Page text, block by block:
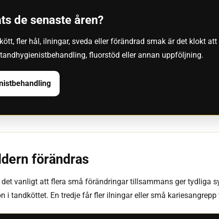
de senaste åren?
fler hål, ilningar, sveda eller förändrad smak är det klokt
fluorstöd eller annan uppföljning.
förändras
vanligt att flera små förändringar tillsammans ger tydliga
i tandköttet. En tredje får fler ilningar eller små